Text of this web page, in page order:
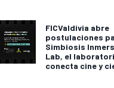
FICValdivia abre
postulaciones
Simbiosis
Lab, el
conecta cine y